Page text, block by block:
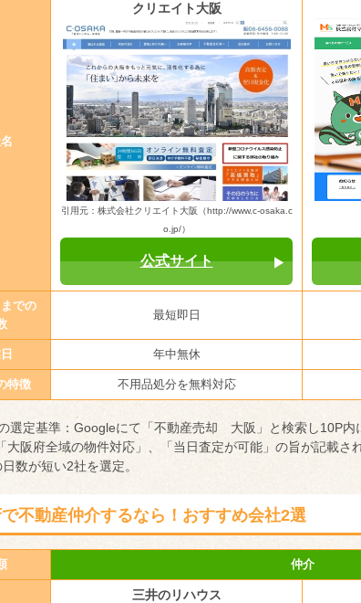
クリエイト大阪
引用元：株式会社クリエイト大阪（http://www.c-osaka.c
o.jp/）
公式サイト
での
最短即日
年中無休
特徴 不用品処分を無料対応
選定基準：Googleにて「不動産売却 大阪」と検索し10P
大阪府全域の物件対応」、「当日査定が可能」の旨が記載さ
数が短い2社を選定。
不動産仲介するなら！おすすめ会社2選
仲介
三井のリハウス